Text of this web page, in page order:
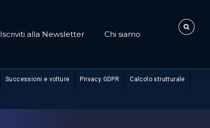
Iscriviti alla Newsletter Chi siamo
Successioni e volture Privacy GDPR Calcolo strutturale